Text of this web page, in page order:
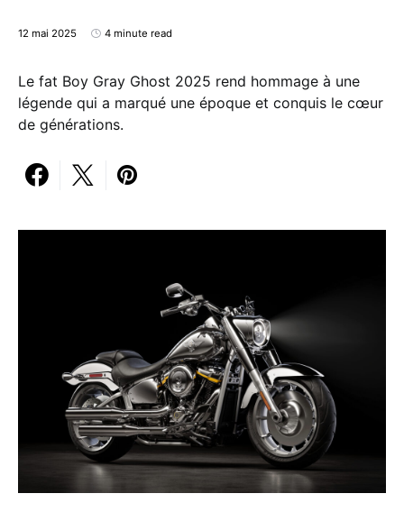
12 mai 2025 4 minute read
Le fat Boy Gray Ghost 2025 rend hommage à une
légende qui a marqué une époque et conquis le cœur
de générations.